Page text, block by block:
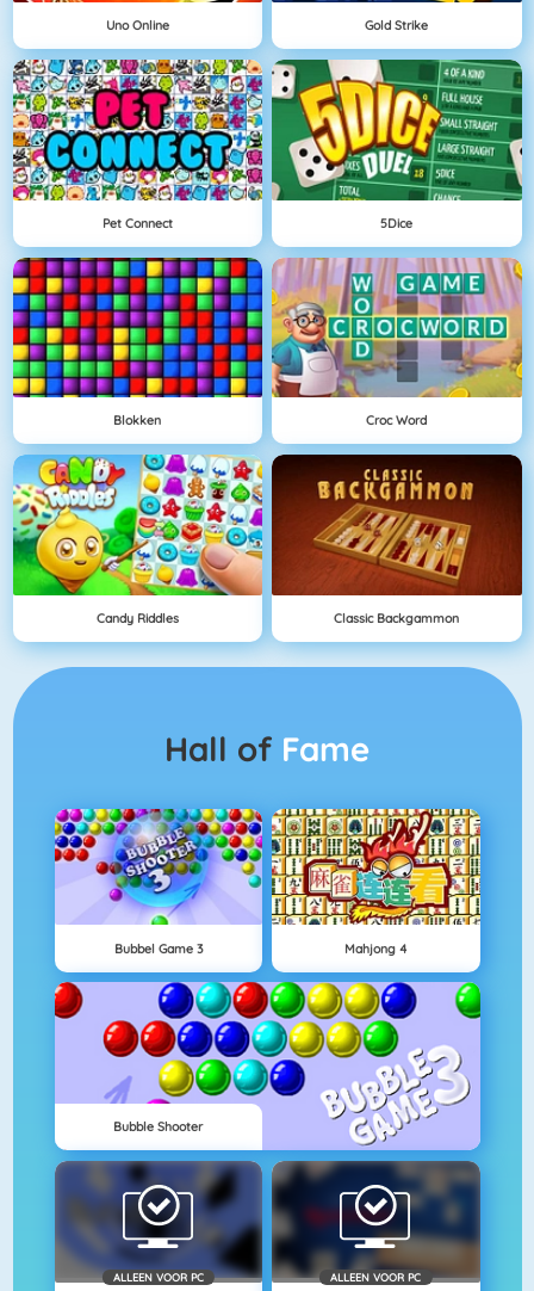
Uno Online Gold Strike
Pet Connect 5Dice
Blokken Croc Word
Candy Riddles Classic Backgammon
Hall of Fame
Bubbel Game 3 Mahjong 4
Bubble Shooter
ALLEEN VOOR PC ALLEEN VOOR PC